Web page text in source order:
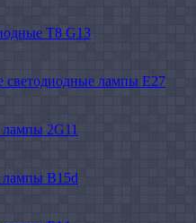
Т8 G13
светодиодные лампы E27
2G11
B15d